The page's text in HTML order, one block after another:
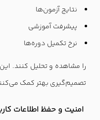
نتایج آزمون‌ها
پیشرفت آموزشی
نرخ تکمیل دوره‌ها
را مشاهده و تحلیل کنند.
تصمیم‌گیری بهتر کمک
امنیت و حفظ اطلاعات